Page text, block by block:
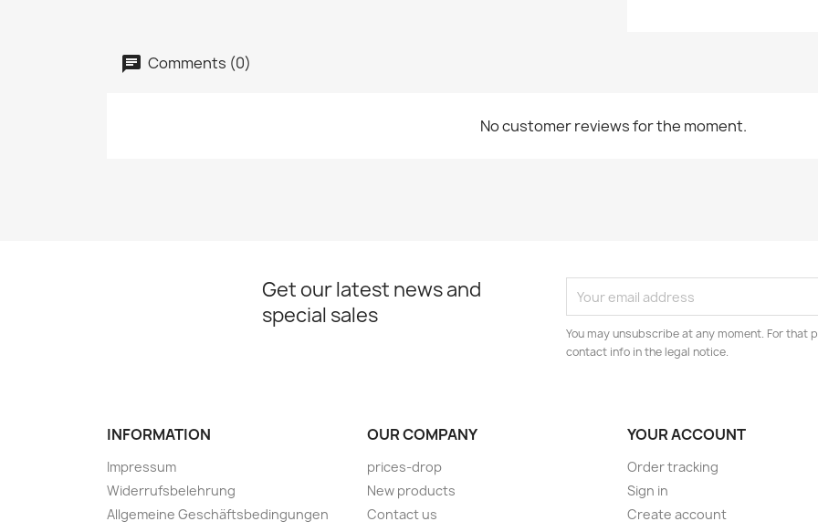
Comments (0)
No customer reviews for the moment.
Get our latest news and
special sales
You may unsubscribe at any moment. For that
contact info in the legal notice.
INFORMATION
Impressum
Widerrufsbelehrung
Allgemeine Geschäftsbedingungen
OUR COMPANY
prices-drop
New products
Contact us
YOUR ACCOUNT
Order tracking
Sign in
Create account